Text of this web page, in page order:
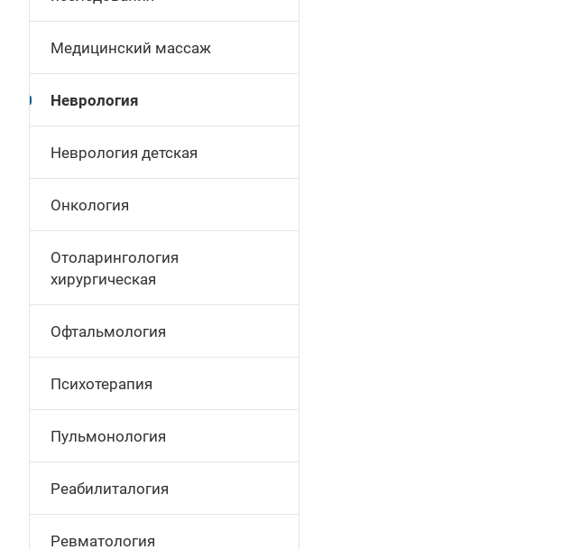
Медицинский массаж
Неврология
Неврология детская
Онкология
Отоларингология
хирургическая
Офтальмология
Психотерапия
Пульмонология
Реабилиталогия
Ревматология